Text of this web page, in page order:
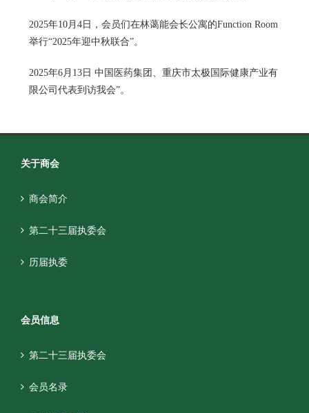
2025年10月4日，会员们在林蔼能会长公寓的Function Room
举行“2025年迎中秋联合”。
2025年6月13日 中国医药集团、重庆市太极国际健康产业有
限公司代表到访我会”。
关于商会
商会简介
第二十三届执委会
历届执委
会员信息
第二十三届执委会
会员名录